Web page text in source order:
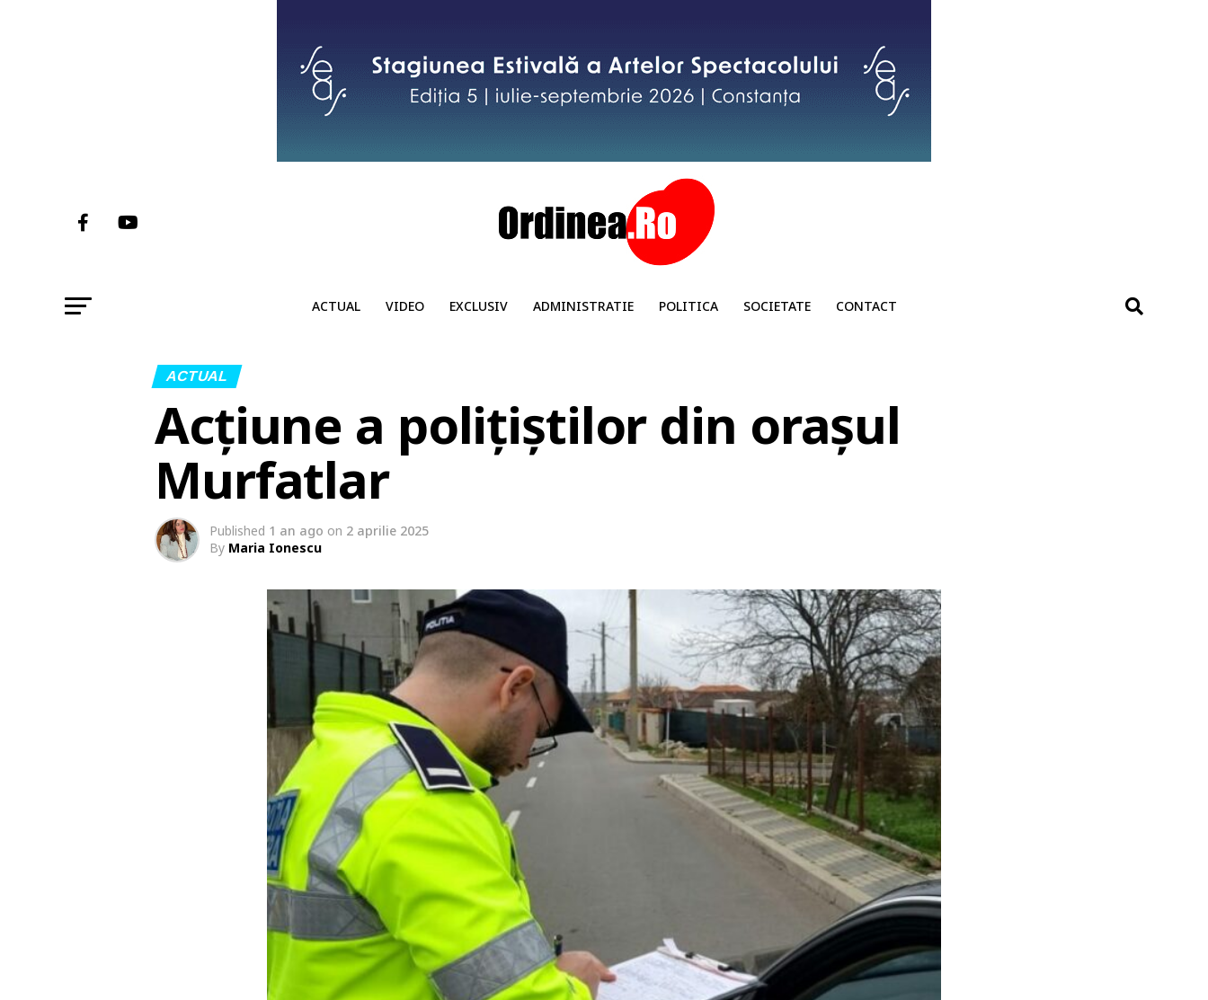
ACTUAL VIDEO EXCLUSIV ADMINISTRATIE POLITICA SOCIETATE CONTACT
ACTUAL
Acțiune a polițiștilor din orașul
Murfatlar
Published 1 an ago on 2 aprilie 2025
By Maria Ionescu